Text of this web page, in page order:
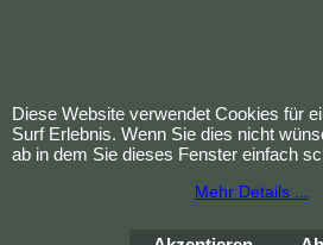
Bestellung widerrufen
Diese Website verwendet Cookies für
Surf Erlebnis. Wenn Sie dies nicht
ab in dem Sie dieses Fenster einfach
Mehr Details ...